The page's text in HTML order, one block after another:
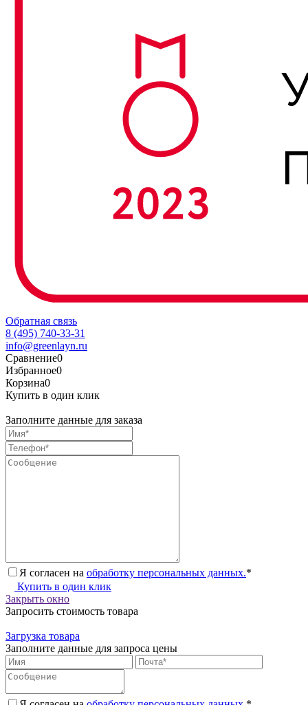
Обратная связь
8 (495) 740-33-31
info@greenlayn.ru
Сравнение0
Избранное0
Корзина0
Купить в один клик
Заполните данные для заказа
Я согласен на обработку персональных данных.*
Купить в один клик
Закрыть окно
Запросить стоимость товара
Загрузка товара
Заполните данные для запроса цены